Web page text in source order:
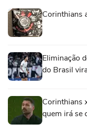
Corinthians
Eliminação
do Brasil
Corinthians
quem irá se